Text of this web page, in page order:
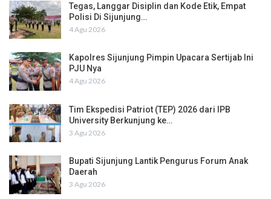
Tegas, Langgar Disiplin dan Kode Etik, Empat
Polisi Di Sijunjung…
4 Agu 2026
Kapolres Sijunjung Pimpin Upacara Sertijab Ini
PJU Nya
4 Agu 2026
Tim Ekspedisi Patriot (TEP) 2026 dari IPB
University Berkunjung ke…
3 Agu 2026
Bupati Sijunjung Lantik Pengurus Forum Anak
Daerah
3 Agu 2026